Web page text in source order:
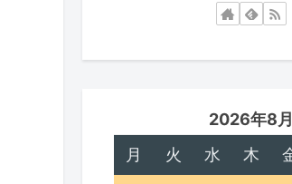
2026年8月
月
火 水 木